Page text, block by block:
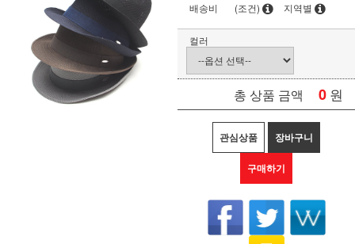
배송비
(조건) 지역별
컬러
총 상품 금액 0 원
관심상품 장바구니
구매하기